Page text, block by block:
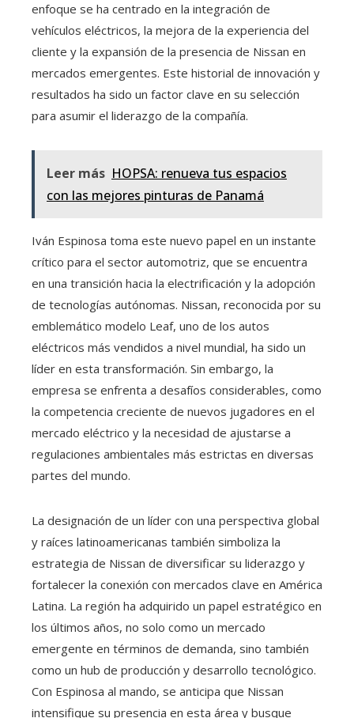
enfoque se ha centrado en la integración de
vehículos eléctricos, la mejora de la experiencia del
cliente y la expansión de la presencia de Nissan en
mercados emergentes. Este historial de innovación y
resultados ha sido un factor clave en su selección
para asumir el liderazgo de la compañía.
Leer más HOPSA: renueva tus espacios
con las mejores pinturas de Panamá
Iván Espinosa toma este nuevo papel en un instante
crítico para el sector automotriz, que se encuentra
en una transición hacia la electrificación y la adopción
de tecnologías autónomas. Nissan, reconocida por su
emblemático modelo Leaf, uno de los autos
eléctricos más vendidos a nivel mundial, ha sido un
líder en esta transformación. Sin embargo, la
empresa se enfrenta a desafíos considerables, como
la competencia creciente de nuevos jugadores en el
mercado eléctrico y la necesidad de ajustarse a
regulaciones ambientales más estrictas en diversas
partes del mundo.
La designación de un líder con una perspectiva global
y raíces latinoamericanas también simboliza la
estrategia de Nissan de diversificar su liderazgo y
fortalecer la conexión con mercados clave en América
Latina. La región ha adquirido un papel estratégico en
los últimos años, no solo como un mercado
emergente en términos de demanda, sino también
como un hub de producción y desarrollo tecnológico.
Con Espinosa al mando, se anticipa que Nissan
intensifique su presencia en esta área y busque